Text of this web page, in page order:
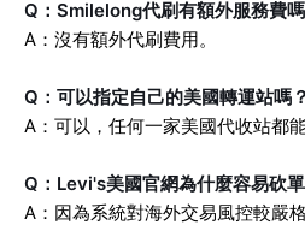
Q：Smilelong代刷有額外服務費
A：沒有額外代刷費用。
Q：可以指定自己的美國轉運站嗎？
A：可以，任何一家美國代收站都能
Q：Levi's美國官網為什麼容易砍
A：因為系統對海外交易風控較嚴格